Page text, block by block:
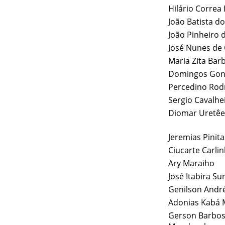
Hilário Correa
João Batista
João Pinheiro
José Nunes
Maria Zita
Domingos
Percedino
Sergio
Diomar Uretêe
Jeremias
Ciucarte
Ary Maraiho
José Itabira
Genilson
Adonias Kabá
Gerson